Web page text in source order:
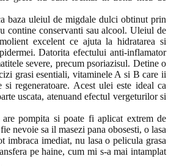
baza uleiul de migdale dulci obtinut prin
contine conservanti sau alcool. Uleiul de
excelent ce ajuta la hidratarea si
Datorita efectului anti-inflamator
severe, precum psoriazisul. Detine o
grasi esentiali, vitaminele A si B care ii
si regeneratoare. Acest ulei este ideal ca
uscata, atenuand efectul vergeturilor si
pompita si poate fi aplicat extrem de
nevoie sa il masezi pana obosesti, o lasa
imbraca imediat, nu lasa o pelicula grasa
pe haine, cum mi s-a mai intamplat